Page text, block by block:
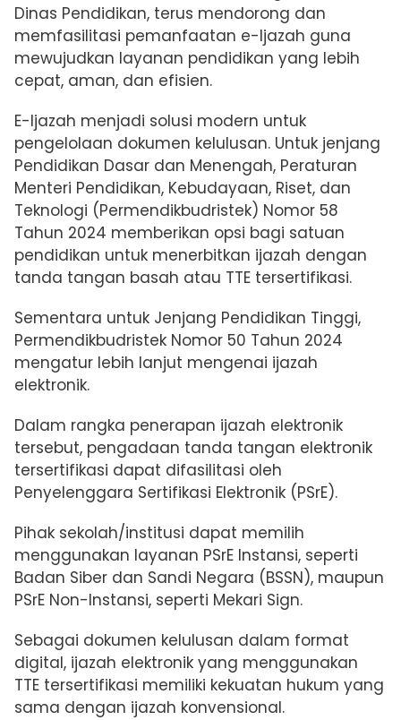
Dinas Pendidikan, terus mendorong dan
memfasilitasi pemanfaatan e-Ijazah guna
mewujudkan layanan pendidikan yang lebih
cepat, aman, dan efisien.
E-Ijazah menjadi solusi modern untuk
pengelolaan dokumen kelulusan. Untuk jenjang
Pendidikan Dasar dan Menengah, Peraturan
Menteri Pendidikan, Kebudayaan, Riset, dan
Teknologi (Permendikbudristek) Nomor 58
Tahun 2024 memberikan opsi bagi satuan
pendidikan untuk menerbitkan ijazah dengan
tanda tangan basah atau TTE tersertifikasi.
Sementara untuk Jenjang Pendidikan Tinggi,
Permendikbudristek Nomor 50 Tahun 2024
mengatur lebih lanjut mengenai ijazah
elektronik.
Dalam rangka penerapan ijazah elektronik
tersebut, pengadaan tanda tangan elektronik
tersertifikasi dapat difasilitasi oleh
Penyelenggara Sertifikasi Elektronik (PSrE).
Pihak sekolah/institusi dapat memilih
menggunakan layanan PSrE Instansi, seperti
Badan Siber dan Sandi Negara (BSSN), maupun
PSrE Non-Instansi, seperti Mekari Sign.
Sebagai dokumen kelulusan dalam format
digital, ijazah elektronik yang menggunakan
TTE tersertifikasi memiliki kekuatan hukum yang
sama dengan ijazah konvensional.